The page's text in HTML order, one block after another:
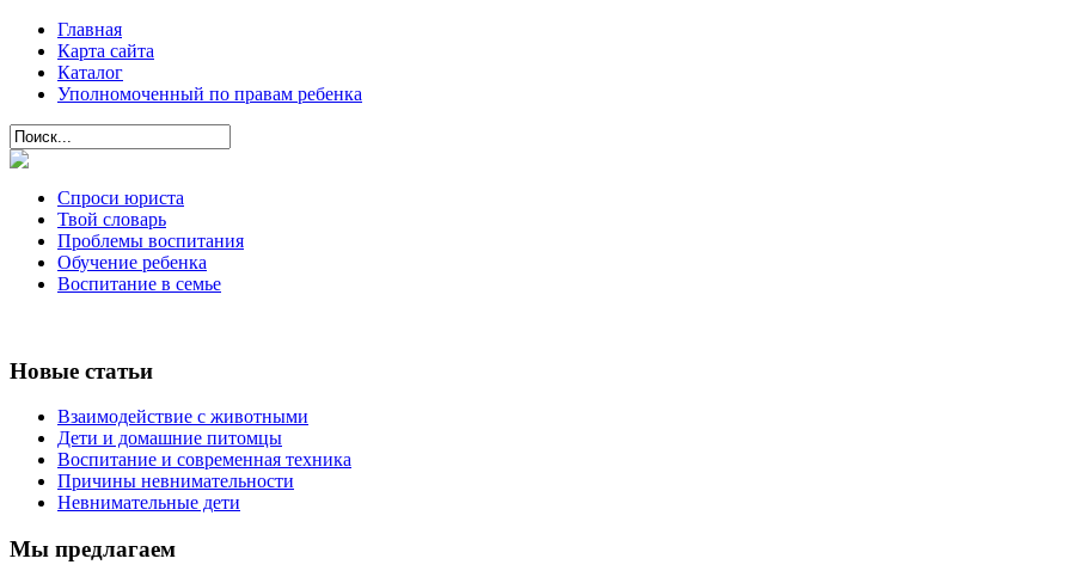
Главная
Карта сайта
Каталог
Уполномоченный по правам ребенка
Спроси юриста
Твой словарь
Проблемы воспитания
Обучение ребенка
Воспитание в семье
Новые статьи
Взаимодействие с животными
Дети и домашние питомцы
Воспитание и современная техника
Причины невнимательности
Невнимательные дети
Мы предлагаем